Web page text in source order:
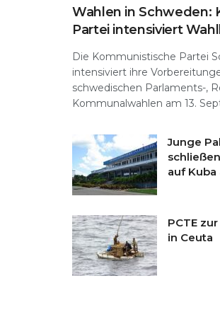
Wahlen in Schweden:
Partei intensiviert
Die Kommunistische Partei
intensiviert ihre
schwedischen Parlaments-,
Kommunalwahlen am 13.
Junge
auf Kuba
PCTE
in Ceuta